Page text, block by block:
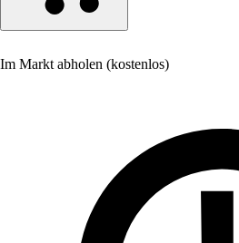
Im Markt abholen (kostenlos)